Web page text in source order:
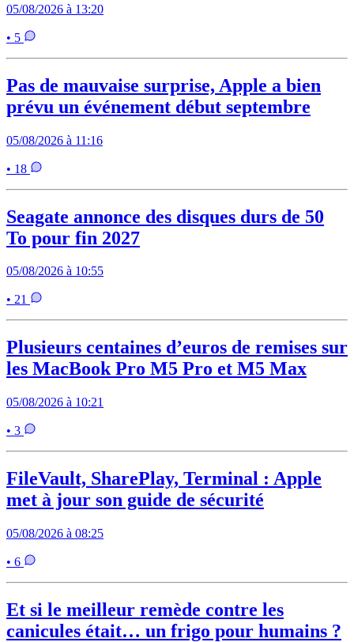
05/08/2026 à 13:20
• 5
Pas de mauvaise surprise, Apple a bien
prévu un événement début septembre
05/08/2026 à 11:16
• 18
Seagate annonce des disques durs de 50
To pour fin 2027
05/08/2026 à 10:55
• 21
Plusieurs centaines d’euros de remises sur
les MacBook Pro M5 Pro et M5 Max
05/08/2026 à 10:21
• 3
FileVault, SharePlay, Terminal : Apple
met à jour son guide de sécurité
05/08/2026 à 08:25
• 6
Et si le meilleur remède contre les
canicules était… un frigo pour humains ?